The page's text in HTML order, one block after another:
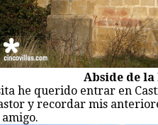
Abside de la
he querido entrar en
y recordar mis